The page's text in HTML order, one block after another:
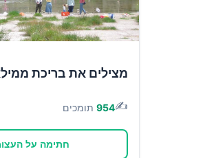
מצילים את בריכת
✍️
954 תומכים
חתימה על